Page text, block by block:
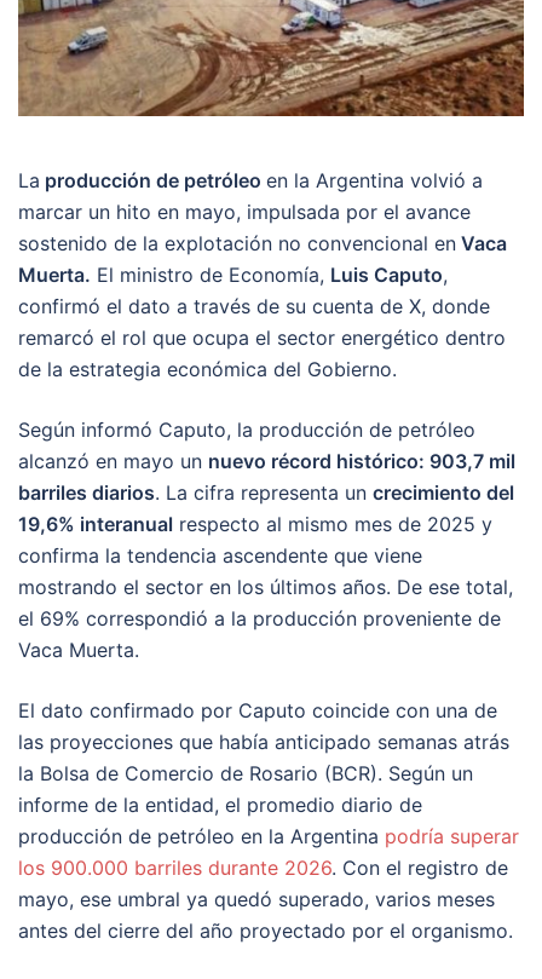
La producción de petróleo en la Argentina volvió a
marcar un hito en mayo, impulsada por el avance
sostenido de la explotación no convencional en Vaca
Muerta. El ministro de Economía, Luis Caputo,
confirmó el dato a través de su cuenta de X, donde
remarcó el rol que ocupa el sector energético dentro
de la estrategia económica del Gobierno.
Según informó Caputo, la producción de petróleo
alcanzó en mayo un nuevo récord histórico: 903,7 mil
barriles diarios. La cifra representa un crecimiento del
19,6% interanual respecto al mismo mes de 2025 y
confirma la tendencia ascendente que viene
mostrando el sector en los últimos años. De ese total,
el 69% correspondió a la producción proveniente de
Vaca Muerta.
El dato confirmado por Caputo coincide con una de
las proyecciones que había anticipado semanas atrás
la Bolsa de Comercio de Rosario (BCR). Según un
informe de la entidad, el promedio diario de
producción de petróleo en la Argentina podría superar
los 900.000 barriles durante 2026. Con el registro de
mayo, ese umbral ya quedó superado, varios meses
antes del cierre del año proyectado por el organismo.